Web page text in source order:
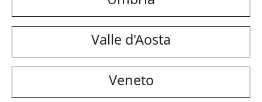
Valle d'Aosta
Veneto